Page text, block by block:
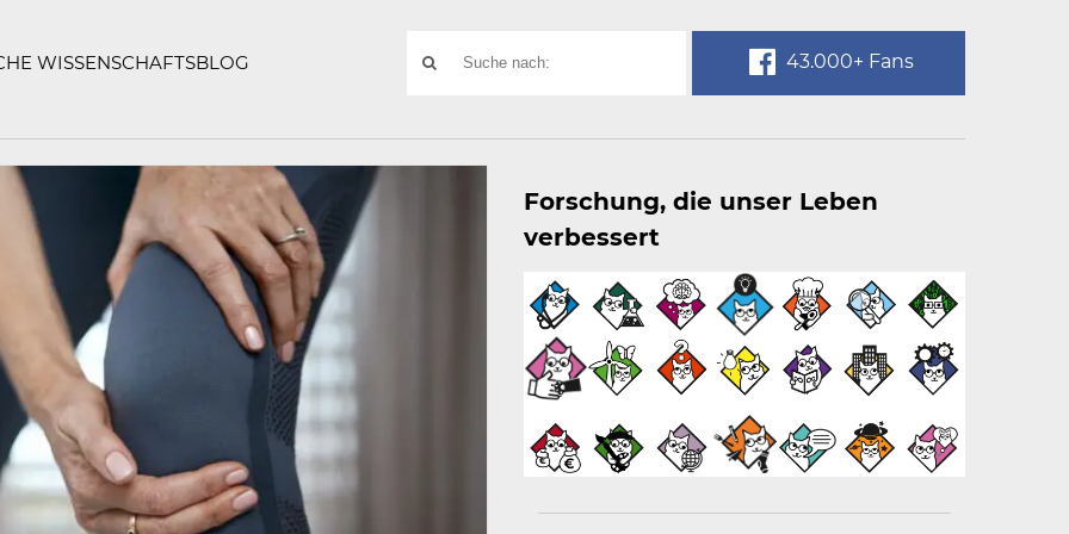
WISSENSCHAFTSBLOG
SUCHE
43.000+ Fans
Forschung, die unser Leben
verbessert